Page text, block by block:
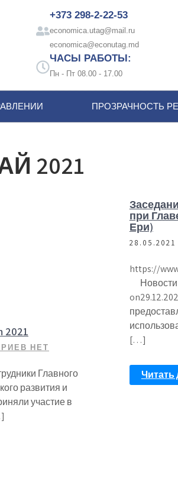
+373 298-2-22-53
economica.utag@mail.ru
economica@econutag.md
ЧАСЫ РАБОТЫ:
Пн - Пт 08.00 - 17.00
ПРОЗРАЧНОСТЬ
2021
2021
НЕТ
Главного
развития и
участие в
при
Ери)
28.05.2021
https://
Новости
[…]
Читать